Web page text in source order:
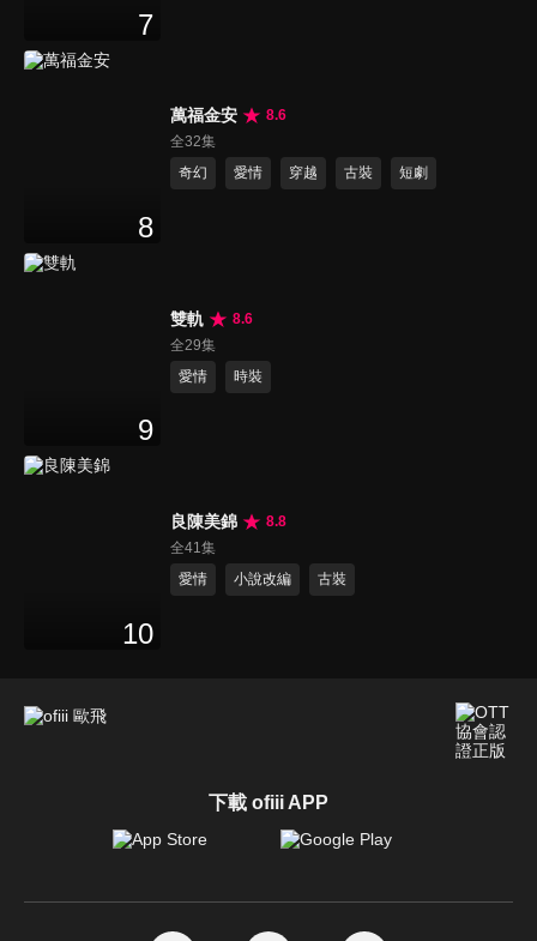
7
8
萬福金安
8.6
全32集
奇幻
愛情 穿越 古裝 短劇
9
雙軌
8.6
全29集
愛情
時裝
10
良陳美錦
8.8
全41集
愛情
小說改編 古裝
下載 ofiii APP